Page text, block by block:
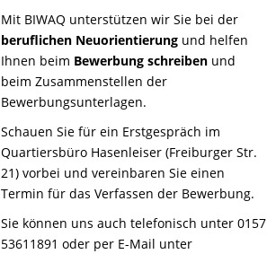
Mit BIWAQ unterstützen wir Sie bei der
beruflichen Neuorientierung und helfen
Ihnen beim Bewerbung schreiben und
beim Zusammenstellen der
Bewerbungsunterlagen.
Schauen Sie für ein Erstgespräch im
Quartiersbüro Hasenleiser (Freiburger Str.
21) vorbei und vereinbaren Sie einen
Termin für das Verfassen der Bewerbung.
Sie können uns auch telefonisch unter 0157
53611891 oder per E-Mail unter